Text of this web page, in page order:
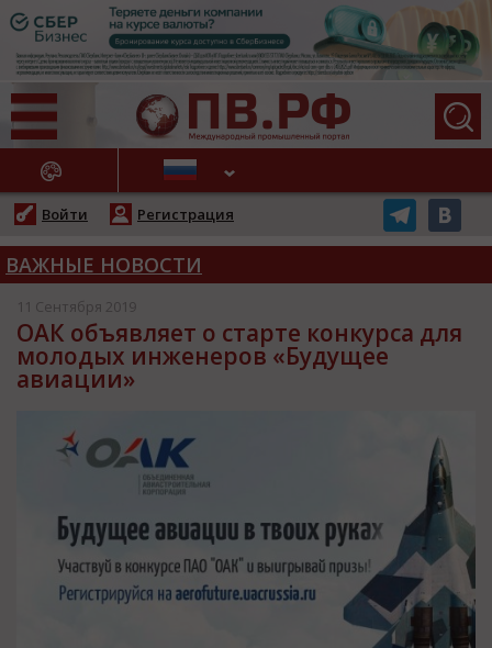
НОВОСТИ
Войти Регистрация
ВАЖНЫЕ НОВОСТИ
11 Сентября 2019
ОАК объявляет о старте конкурса для
молодых инженеров «Будущее
авиации»